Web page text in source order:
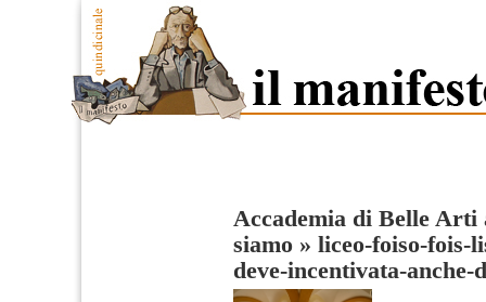
Accademia di Belle
siamo » liceo-foiso-fois-
deve-incentivata-anche-